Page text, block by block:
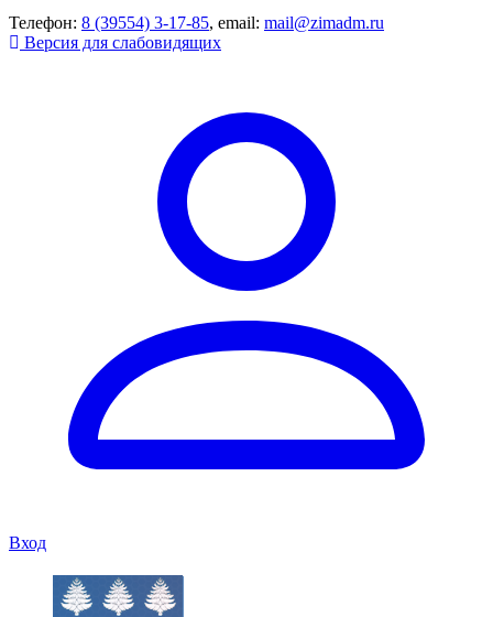
Телефон: 8 (39554) 3-17-85, email: mail@zimadm.ru
Версия для слабовидящих
Вход